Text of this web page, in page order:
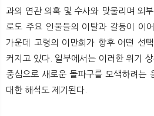
과의 연관 의혹 및 수사와 맞물리며 외
로도 주요 인물들의 이탈과 갈등이 이
가운데 고령의 이만희가 향후 어떤 선
커지고 있다. 일부에서는 이러한 위기
중심으로 새로운 돌파구를 모색하려는
대한 해석도 제기된다.